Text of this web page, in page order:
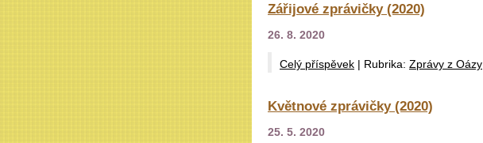
Zářijové zprávičky (2020)
26. 8. 2020
Celý příspěvek | Rubrika: Zprávy z Oázy
Květnové zprávičky (2020)
25. 5. 2020